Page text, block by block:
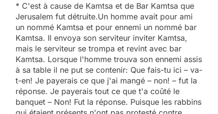
* C'est à cause de Kamtsa et de Bar Kamtsa que
Jerusalem fut détruite.Un homme avait pour ami
un nommé Kamtsa et pour ennemi un nommé bar
Kamtsa. Il envoya son serviteur inviter Kamtsa,
mais le serviteur se trompa et revint avec bar
Kamtsa. Lorsque l'homme trouva son ennemi assis
à sa table il ne put se contenir: Que fais-tu ici – va-
t-en! Je payerais ce que j'ai mangé – non! – fut la
réponse. Je payerais tout ce que t'a coûté le
banquet – Non! Fut la réponse. Puisque les rabbins